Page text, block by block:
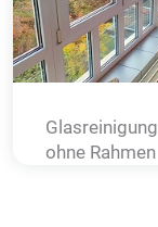
Glasreinigung
ohne Rahmen